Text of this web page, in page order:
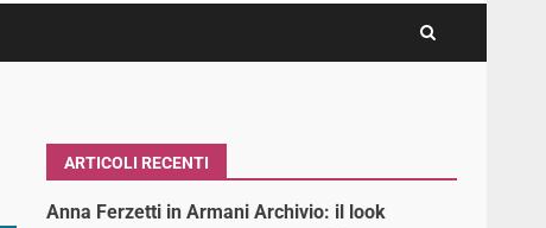
ARTICOLI RECENTI
Anna Ferzetti in Armani Archivio: il look